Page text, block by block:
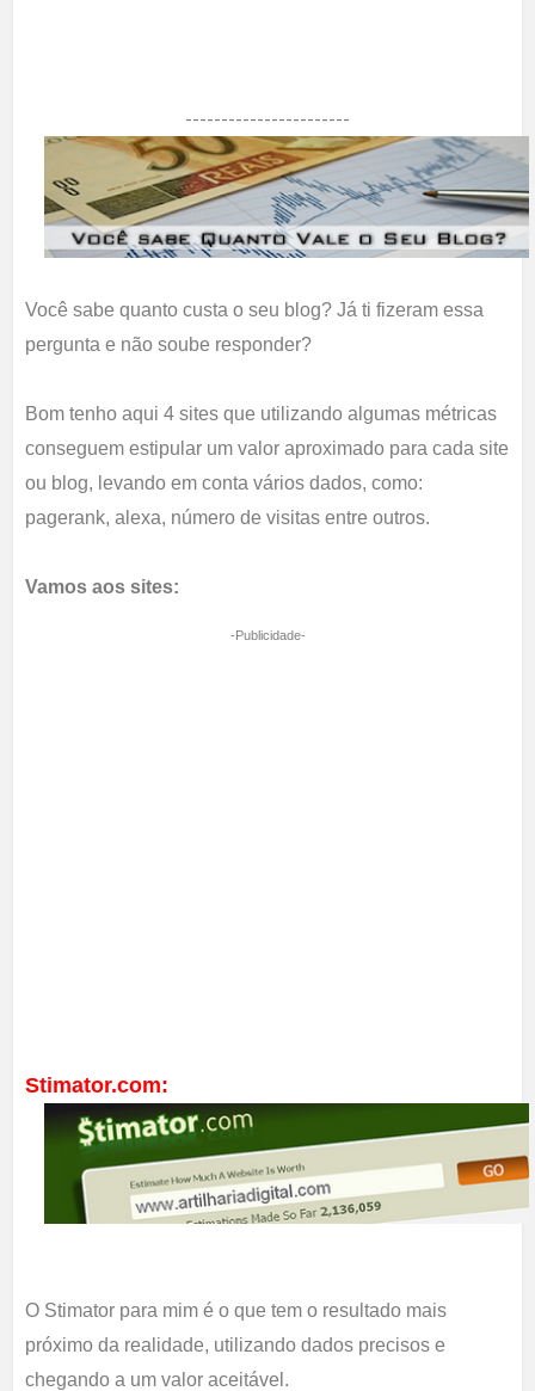
-----------------------
Você sabe quanto custa o seu blog? Já ti fizeram essa
pergunta e não soube responder?
Bom tenho aqui 4 sites que utilizando algumas métricas
conseguem estipular um valor aproximado para cada site
ou blog, levando em conta vários dados, como:
pagerank, alexa, número de visitas entre outros.
Vamos aos sites:
-Publicidade-
Stimator.com:
O Stimator para mim é o que tem o resultado mais
próximo da realidade, utilizando dados precisos e
chegando a um valor aceitável.